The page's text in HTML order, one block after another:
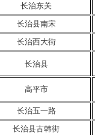
长治东关
长治县南宋
长治西大街
长治县
高平市
长治五一路
长治县古韩街